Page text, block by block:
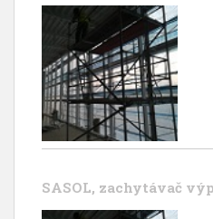
SASOL, zachytávač